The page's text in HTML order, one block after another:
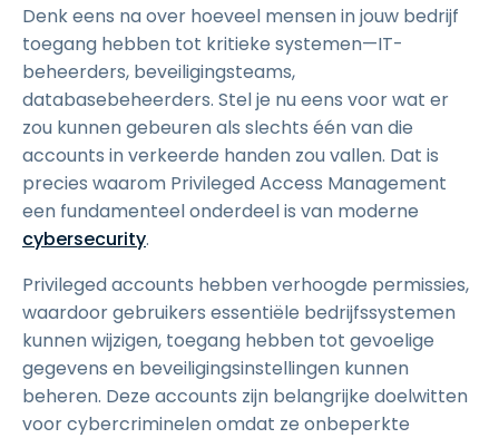
Denk eens na over hoeveel mensen in jouw bedrijf
toegang hebben tot kritieke systemen—IT-
beheerders, beveiligingsteams,
databasebeheerders. Stel je nu eens voor wat er
zou kunnen gebeuren als slechts één van die
accounts in verkeerde handen zou vallen. Dat is
precies waarom Privileged Access Management
een fundamenteel onderdeel is van moderne
cybersecurity.
Privileged accounts hebben verhoogde permissies,
waardoor gebruikers essentiële bedrijfssystemen
kunnen wijzigen, toegang hebben tot gevoelige
gegevens en beveiligingsinstellingen kunnen
beheren. Deze accounts zijn belangrijke doelwitten
voor cybercriminelen omdat ze onbeperkte